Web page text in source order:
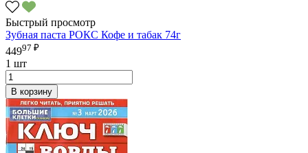
Быстрый просмотр
Зубная паста РОКС Кофе и табак 74г
44997 ₽
1 шт
В корзину